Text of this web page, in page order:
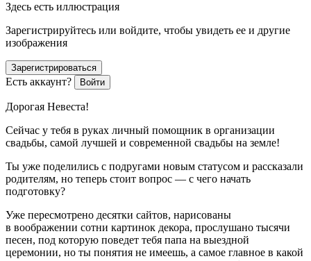
Здесь есть иллюстрация
Зарегистрируйтесь или войдите, чтобы увидеть ее и другие
изображения
Зарегистрироваться
Есть аккаунт? Войти
Дорогая Невеста!
Сейчас у тебя в руках личный помощник в организации
свадьбы, самой лучшей и современной свадьбы на земле!
Ты уже поделились с подругами новым статусом и рассказали
родителям, но теперь стоит вопрос — с чего начать
подготовку?
Уже пересмотрено десятки сайтов, нарисованы
в воображении сотни картинок декора, прослушано тысячи
песен, под которую поведет тебя папа на выездной
церемонии, но ты понятия не имеешь, а самое главное в какой